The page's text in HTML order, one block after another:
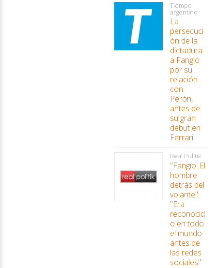
Tiempo
argentino
La
persecuci
ón de la
dictadura
a Fangio
por su
relación
con
Perón,
antes de
su gran
debut en
Ferrari
Real Politik
"Fangio. El
hombre
detrás del
volante":
"Era
reconocid
o en todo
el mundo
antes de
las redes
sociales"